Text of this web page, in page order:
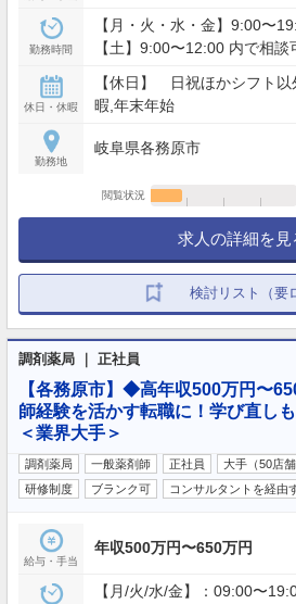
勤務時間
【月・火・水・金】9:00〜
【土】9:00〜12:00 内で相
休日・休暇
【休日】 日祝ほかシフト
暇,年末年始
勤務地
岐阜県各務原市
閲覧状況
求人の詳細を見
検討リスト（要
調剤薬局 ｜ 正社員
【各務原市】◆高年収500万円〜
師経験を活かす転職に！学び直し
＜業界大手＞
調剤薬局 一般薬剤師 正社員 大手（50店舗
研修制度
ブランク可 コンサルタントを経由
給与・手当
年収500万円〜650万円
【月/火/水/金】：09:00〜